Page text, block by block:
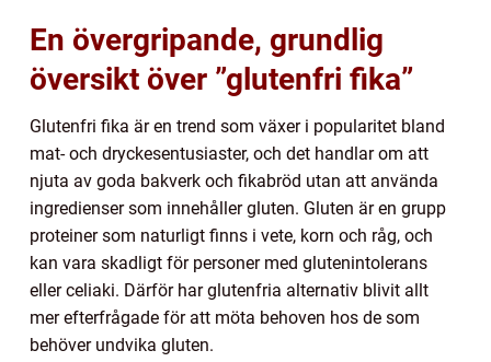
En övergripande, grundlig
översikt över ”glutenfri fika”
Glutenfri fika är en trend som växer i popularitet bland
mat- och dryckesentusiaster, och det handlar om att
njuta av goda bakverk och fikabröd utan att använda
ingredienser som innehåller gluten. Gluten är en grupp
proteiner som naturligt finns i vete, korn och råg, och
kan vara skadligt för personer med glutenintolerans
eller celiaki. Därför har glutenfria alternativ blivit allt
mer efterfrågade för att möta behoven hos de som
behöver undvika gluten.